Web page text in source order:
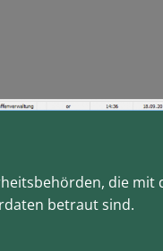
die mit
betraut sind.